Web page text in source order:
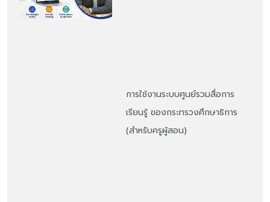
การใช้งานระบบศูนย์รวมสื่อการ
เรียนรู้ ของกระทรวงศึกษาธิการ
(สำหรับครูผู้สอน)